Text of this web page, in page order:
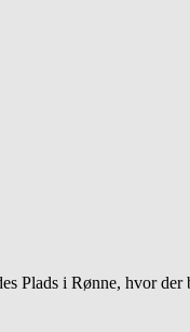
Plads i Rønne, hvor